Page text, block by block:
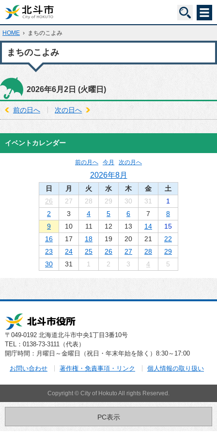
HOME › まちのこよみ
まちのこよみ
2026年6月2日 (火曜日)
前の日へ 次の日へ
イベントカレンダー
前の月へ 今月 次の月へ
2026年8月
日 月 火 水 木 金
土
26
27 28 29 30 31
1
2
3 4 5 6 7
8
9
10 11 12 13 14
15
16
17 18 19 20 21
22
23
24 25 26 27 28
29
30
31 1 2 3 4 5
〒049-0192 北海道北斗市中央1丁目3番10号
TEL：0138-73-3111（代表）
開庁時間：月曜日～金曜日（祝日・年末年始を除く）8:30～17:00
お問い合わせ 著作権・免責事項・リンク 個人情報の取り扱い
Copyright © City of Hokuto All rights Reserved.
PC表示